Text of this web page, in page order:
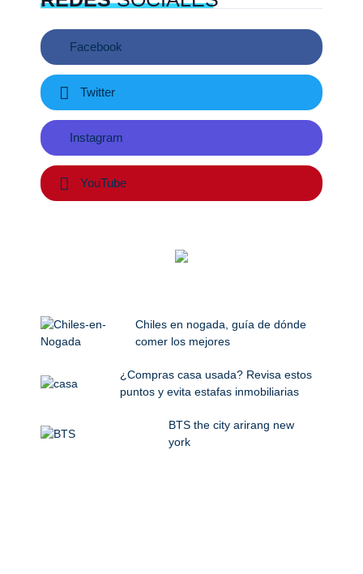
Facebook
Twitter
Instagram
YouTube
Chiles en nogada, guía de dónde
comer los mejores
¿Compras casa usada? Revisa estos
puntos y evita estafas inmobiliarias
BTS the city arirang new
york